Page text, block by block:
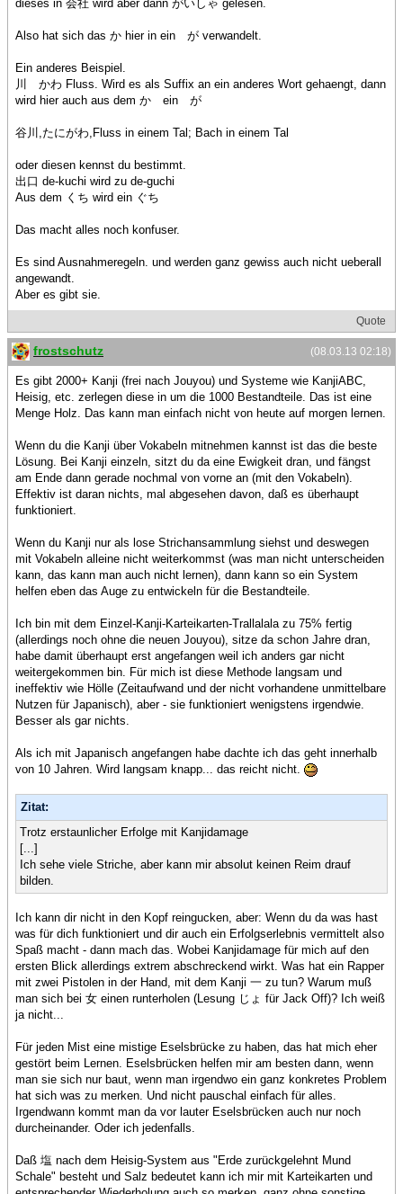
dieses in 会社 wird aber dann がいしゃ gelesen.
Also hat sich das か hier in ein が verwandelt.
Ein anderes Beispiel.
川 かわ Fluss. Wird es als Suffix an ein anderes Wort gehaengt, dann
wird hier auch aus dem か ein が
谷川,たにがわ,Fluss in einem Tal; Bach in einem Tal
oder diesen kennst du bestimmt.
出口 de-kuchi wird zu de-guchi
Aus dem くち wird ein ぐち
Das macht alles noch konfuser.
Es sind Ausnahmeregeln. und werden ganz gewiss auch nicht ueberall
angewandt.
Aber es gibt sie.
Quote
(08.03.13 02:18)
frostschutz
Es gibt 2000+ Kanji (frei nach Jouyou) und Systeme wie KanjiABC,
Heisig, etc. zerlegen diese in um die 1000 Bestandteile. Das ist eine
Menge Holz. Das kann man einfach nicht von heute auf morgen lernen.
Wenn du die Kanji über Vokabeln mitnehmen kannst ist das die beste
Lösung. Bei Kanji einzeln, sitzt du da eine Ewigkeit dran, und fängst
am Ende dann gerade nochmal von vorne an (mit den Vokabeln).
Effektiv ist daran nichts, mal abgesehen davon, daß es überhaupt
funktioniert.
Wenn du Kanji nur als lose Strichansammlung siehst und deswegen
mit Vokabeln alleine nicht weiterkommst (was man nicht unterscheiden
kann, das kann man auch nicht lernen), dann kann so ein System
helfen eben das Auge zu entwickeln für die Bestandteile.
Ich bin mit dem Einzel-Kanji-Karteikarten-Trallalala zu 75% fertig
(allerdings noch ohne die neuen Jouyou), sitze da schon Jahre dran,
habe damit überhaupt erst angefangen weil ich anders gar nicht
weitergekommen bin. Für mich ist diese Methode langsam und
ineffektiv wie Hölle (Zeitaufwand und der nicht vorhandene unmittelbare
Nutzen für Japanisch), aber - sie funktioniert wenigstens irgendwie.
Besser als gar nichts.
Als ich mit Japanisch angefangen habe dachte ich das geht innerhalb
von 10 Jahren. Wird langsam knapp... das reicht nicht.
Zitat:
Trotz erstaunlicher Erfolge mit Kanjidamage
[...]
Ich sehe viele Striche, aber kann mir absolut keinen Reim drauf
bilden.
Ich kann dir nicht in den Kopf reingucken, aber: Wenn du da was hast
was für dich funktioniert und dir auch ein Erfolgserlebnis vermittelt also
Spaß macht - dann mach das. Wobei Kanjidamage für mich auf den
ersten Blick allerdings extrem abschreckend wirkt. Was hat ein Rapper
mit zwei Pistolen in der Hand, mit dem Kanji 一 zu tun? Warum muß
man sich bei 女 einen runterholen (Lesung じょ für Jack Off)? Ich weiß
ja nicht...
Für jeden Mist eine mistige Eselsbrücke zu haben, das hat mich eher
gestört beim Lernen. Eselsbrücken helfen mir am besten dann, wenn
man sie sich nur baut, wenn man irgendwo ein ganz konkretes Problem
hat sich was zu merken. Und nicht pauschal einfach für alles.
Irgendwann kommt man da vor lauter Eselsbrücken auch nur noch
durcheinander. Oder ich jedenfalls.
Daß 塩 nach dem Heisig-System aus "Erde zurückgelehnt Mund
Schale" besteht und Salz bedeutet kann ich mir mit Karteikarten und